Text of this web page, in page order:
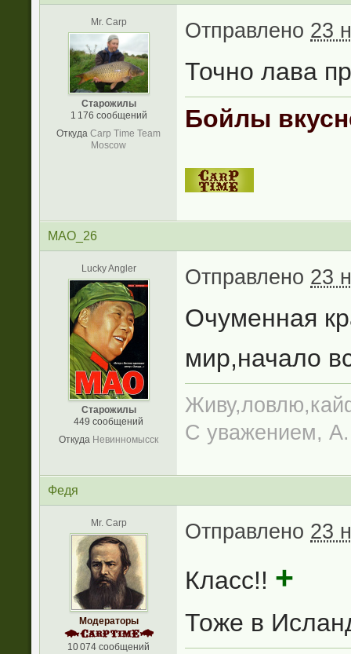
Mr. Carp
Старожилы
1 176 сообщений
Откуда Carp Time Team
Moscow
Отправлено 23
Точно лава
Бойлы
MAO_26
Lucky Angler
Старожилы
449 сообщений
Откуда Невинномысск
Отправлено 23
Очуменная
мир,начало
С уважением,
Федя
Mr. Carp
Модераторы
10 074 сообщений
Отправлено 23
Класс!! +
Тоже в